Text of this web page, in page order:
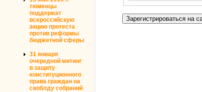
тюменцы
поддержат
всероссийскую
акцию протеста
против реформы
бюджетной сферы
31 января
очередной митинг
в защиту
конституционного
права граждан на
своблду собраний